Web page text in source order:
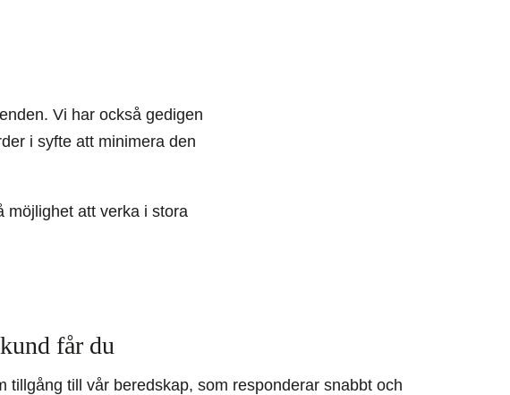
Vi har också gedigen
i syfte att minimera den
möjlighet att verka i stora
får du
tillgång till vår beredskap, som responderar snabbt och